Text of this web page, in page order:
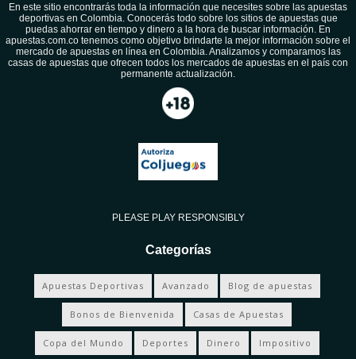
En este sitio encontrarás toda la información que necesites sobre las apuestas
deportivas en Colombia. Conocerás todo sobre los sitios de apuestas que
puedas ahorrar en tiempo y dinero a la hora de buscar información. En
apuestas.com.co tenemos como objetivo brindarte la mejor información sobre el
mercado de apuestas en línea en Colombia. Analizamos y comparamos las
casas de apuestas que ofrecen todos los mercados de apuestas en el país con
permanente actualización.
PLEASE PLAY RESPONSIBLY
Categorías
Apuestas Deportivas Avanzado Blog de apuestas
Bonos de Bienvenida Casas de Apuestas
Copa del Mundo Deportes Dinero Impositivo